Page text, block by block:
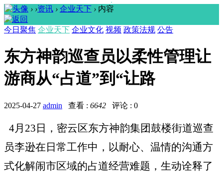
› ›资讯 › 企业天下 › 内容
今日聚焦 企业天下 企业文化 视频 政策法规 公告
东方神韵巡查员以柔性管理让
游商从“占道”到“让路
2025-04-27 admin 查看 : 6642 评论 : 0
4月23日，密云区东方神韵集团鼓楼街道巡查
员李逊在日常工作中，以耐心、温情的沟通方
式化解闹市区域的占道经营难题，生动诠释了